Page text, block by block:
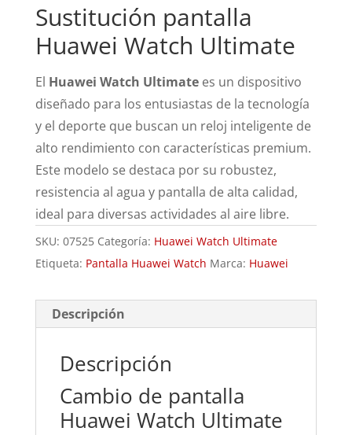
Sustitución pantalla
Huawei Watch Ultimate
El Huawei Watch Ultimatees un dispositivo
diseñado para los entusiastas de la tecnología
y el deporte que buscan un reloj inteligente de
alto rendimiento con características premium.
Este modelo se destaca por su robustez,
resistencia al agua y pantalla de alta calidad,
ideal para diversas actividades al aire libre.
SKU: 07525 Categoría: Huawei Watch Ultimate
Etiqueta: Pantalla Huawei Watch Marca: Huawei
Descripción
Descripción
Cambio de pantalla
Huawei Watch Ultimate